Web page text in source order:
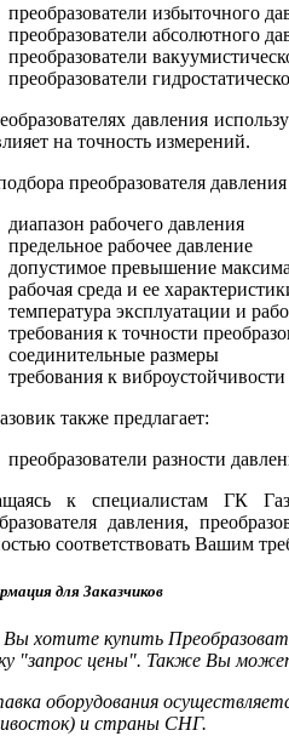
преобразователи избыточного
преобразователи абсолютного
преобразователи
преобразователи
давления
на точность измерений.
преобразователя
диапазон рабочего давления
предельное рабочее давление
допустимое превышение
рабочая среда и ее
температура эксплуатации и
требования к точности
соединительные размеры
требования к
также предлагает:
преобразователи разности
к специалистам ГК
давления,
соответствовать Вашим
для Заказчиков
Вы хотите купить
"запрос цены". Также Вы
оборудования
и страны СНГ.